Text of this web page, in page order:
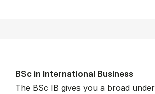
BSc in In­ter­na­tion­al Busi­ness
The BSc IB gives you a broad